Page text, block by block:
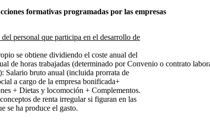
formativas programadas por las empresas
personal que participa en el desarrollo de
se obtiene dividiendo el coste anual del
de horas trabajadas (determinado por Convenio o contrato
Salario bruto anual (incluida prorrata de
a cargo de la empresa bonificada+
+ Dietas y locomoción + Complementos.
de renta irregular si figuran en las
se ha produce el gasto.